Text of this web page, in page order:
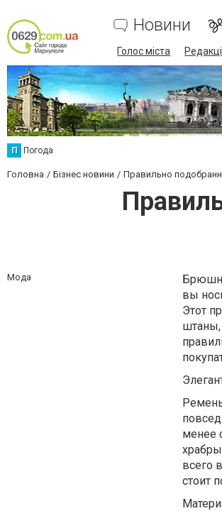
Новини
Голос міста
П Погода
Головна Бізнес новини Правильно
Мода
вы
Этот
штаны,
менее
всего
стоит